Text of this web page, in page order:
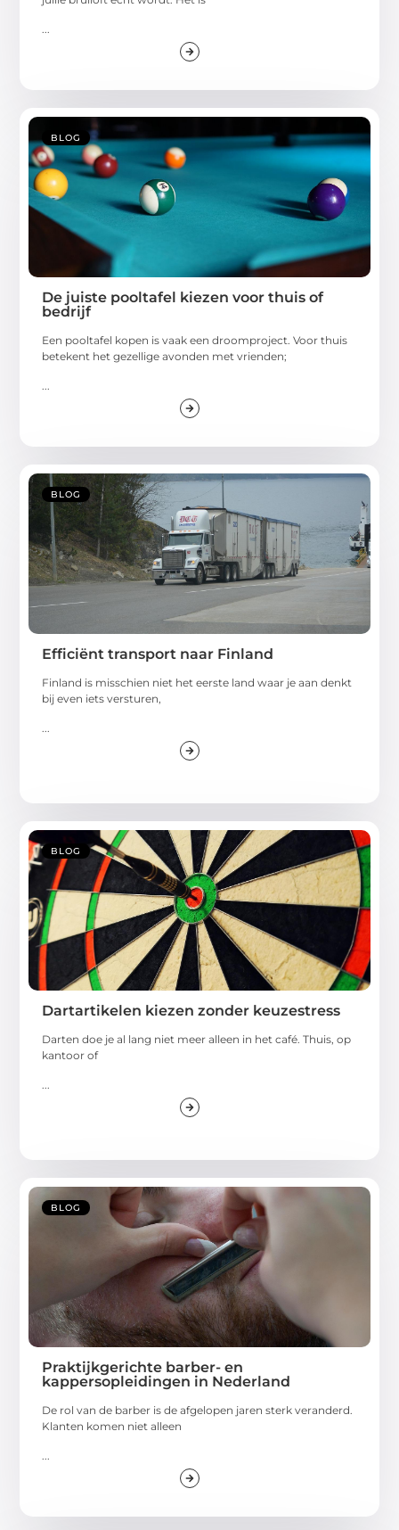
BLOG
De juiste pooltafel kiezen voor thuis of
bedrijf
Een pooltafel kopen is vaak een droomproject. Voor thuis
betekent het gezellige avonden met vrienden;
BLOG
Efficiënt transport naar Finland
Finland is misschien niet het eerste land waar je aan denkt
bij even iets versturen,
BLOG
Dartartikelen kiezen zonder keuzestress
Darten doe je al lang niet meer alleen in het café. Thuis, op
kantoor of
BLOG
Praktijkgerichte barber- en
kappersopleidingen in Nederland
De rol van de barber is de afgelopen jaren sterk veranderd.
Klanten komen niet alleen